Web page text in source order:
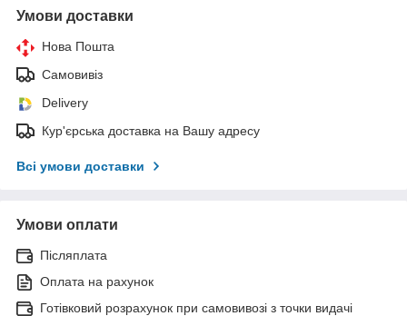
Умови доставки
Нова Пошта
Самовивіз
Delivery
Кур'єрська доставка на Вашу адресу
Всі умови доставки
Умови оплати
Післяплата
Оплата на рахунок
Готівковий розрахунок при самовивозі з точки видачі